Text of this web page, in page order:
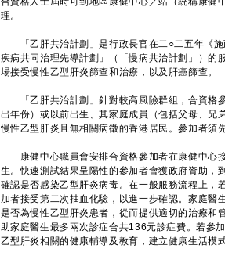
理。
「乙肝共治計劃」是行政長官在二○二五年《施
疾病共同治理先導計劃」（「慢病共治計劃」）的
場接受慢性乙型肝炎篩查和治療，以及肝癌篩查。
「乙肝共治計劃」針對較高風險群組，合資格
出年份）或以前出生、其家庭成員（包括父母、兄
慢性乙型肝炎且無相關病徵的香港居民。參加者須
康健中心職員會安排合資格參加者在康健中心
生。快速測試結果呈陽性的參加者會獲政府資助，
確認是否感染乙型肝炎病毒。在一般服務流程上，
加者接受第二次抽血化驗，以進一步確認。家庭醫
是否為慢性乙型肝炎患者，從而提供適切的治療
助家庭醫生最多兩次診症合共136元診症費。若參
乙型肝炎相關的健康輔導及教育，建立健康生活模